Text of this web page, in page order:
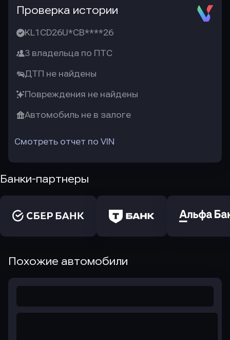
Проверка истории
KL1CD26U*CB****26
3 владельца по ПТС
ДТП не найдены
Повреждения не найдены
Автомобиль не в залоге
Смотреть отчет по VIN
Банки-партнеры
Похожие автомобили